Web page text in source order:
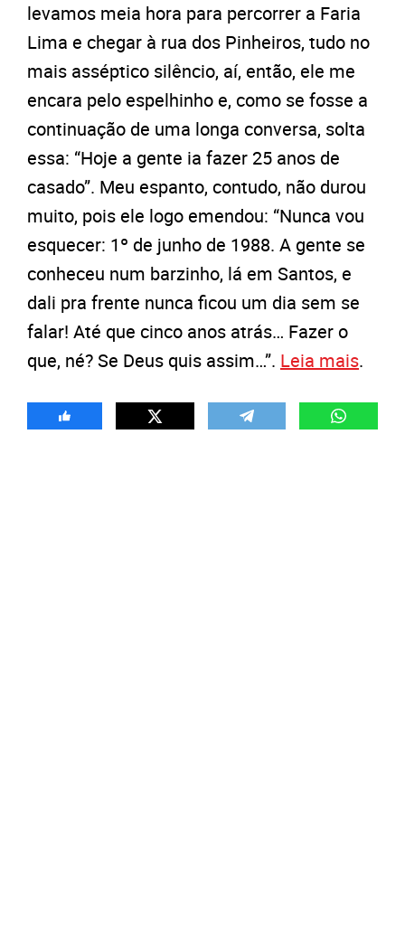
levamos meia hora para percorrer a Faria
Lima e chegar à rua dos Pinheiros, tudo no
mais asséptico silêncio, aí, então, ele me
encara pelo espelhinho e, como se fosse a
continuação de uma longa conversa, solta
essa: “Hoje a gente ia fazer 25 anos de
casado”. Meu espanto, contudo, não durou
muito, pois ele logo emendou: “Nunca vou
esquecer: 1º de junho de 1988. A gente se
conheceu num barzinho, lá em Santos, e
dali pra frente nunca ficou um dia sem se
falar! Até que cinco anos atrás… Fazer o
que, né? Se Deus quis assim…”. Leia mais.